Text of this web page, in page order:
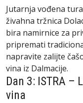
Jutarnja vođena
živahna tržnica
bira namirnice za
pripremati
napravite zalijte
vina iz Dalmacije.
Dan 3: ISTRA
vina